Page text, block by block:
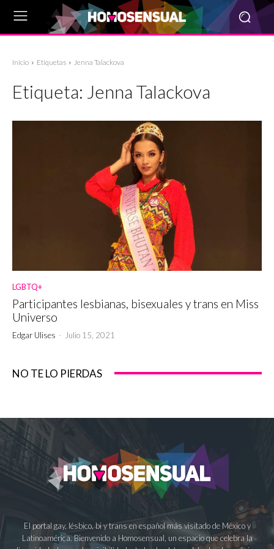
Inicio Etiquetas Jenna Talackova
Etiqueta: Jenna Talackova
LGBTQ+
Participantes lesbianas, bisexuales y trans en Miss
Universo
Edgar Ulises - Julio 15, 2021
NO TE LO PIERDAS
El portal gay, lésbico, bi y trans en español más visitado de México y
Latinoamérica. Bienvenido a Homosensual, un espacio que celebra la